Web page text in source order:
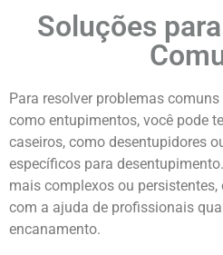
Soluções
Para resolver problemas
como entupimentos, você pode
caseiros, como desentupidores
específicos para
mais complexos ou
com a ajuda de profissionais
encanamento.